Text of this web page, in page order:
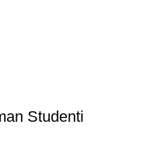
Studenti